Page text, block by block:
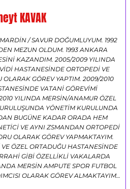
KAVAK
/ SAVUR DOĞUMLUYUM. 1992
MEZUN OLDUM. 1993 ANKARA
KAZANDIM. 2005/2009 YILINDA
HASTANESİNDE ORTOPEDİ VE
OLARAK GÖREV YAPTIM. 2009/2010
VATANİ GÖREVİMİ
YILINDA MERSİN/ANAMUR ÖZEL
YÖNETİM KURULUNDA
BUGÜNE KADAR ORADA HEM
VE AYNI ZSMANDAN ORTOPEDİ
OLARAK GÖREV YAPMAKTAYIM.
ÖZEL ORTADUĞU HASTANESİNDE
GİBİ ÖZELLİKLİ VAKALARDA
MERSİN AMPUTE SPOR FUTBOL
OLARAK GÖREV ALMAKTAYIM…